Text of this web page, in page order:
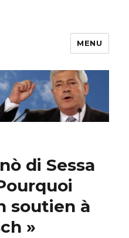
Gollnisch
MENU
di Sessa
soutien à
»